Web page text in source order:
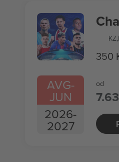
AVG-
JUN
2026-
2027
KZ,
350
od